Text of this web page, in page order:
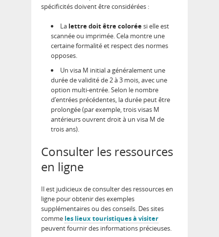
spécificités doivent être considérées :
La lettre doit être coloréesi elle est
scannée ou imprimée. Cela montre une
certaine formalité et respect des normes
opposes.
Un visa M initial a généralement une
durée de validité de 2 à 3 mois, avec une
option multi-entrée. Selon le nombre
d’entrées précédentes, la durée peut être
prolongée (par exemple, trois visas M
antérieurs ouvrent droit à un visa M de
trois ans).
Consulter les ressources
en ligne
Il est judicieux de consulter des ressources en
ligne pour obtenir des exemples
supplémentaires ou des conseils. Des sites
comme les lieux touristiques à visiter
peuvent fournir des informations précieuses.